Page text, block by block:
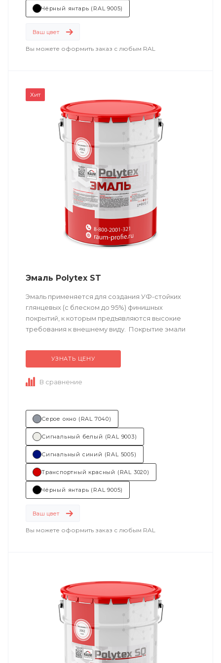
Чёрный янтарь (RAL 9005)
Ваш цвет
Вы можете оформить заказ с любым RAL
Хит
Эмаль Polytex ST
Эмаль применяется для создания УФ-стойких
глянцевых (с блеском до 95%) финишных
покрытий, к которым предъявляются высокие
требования к внешнему виду. Покрытие эмали
сопротивляемость ...
УЗНАТЬ ЦЕНУ
В сравнение
Серое окно (RAL 7040)
Сигнальный белый (RAL 9003)
Сигнальный синий (RAL 5005)
Транспортный красный (RAL 3020)
Чёрный янтарь (RAL 9005)
Ваш цвет
Вы можете оформить заказ с любым RAL